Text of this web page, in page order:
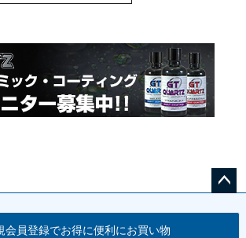
会員登録でお得に便利にお買い物